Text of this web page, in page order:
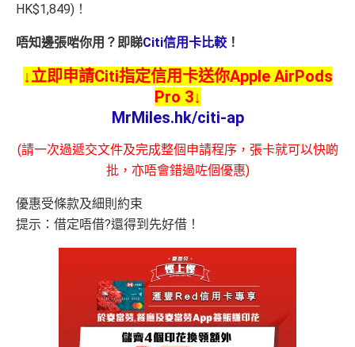
HK$1,849)！
唔知邊張啱你用？即睇Citi信用卡比較 ！
↓立即申請Citi指定信用卡送你Apple AirPods
Pro 3↓
MrMiles.hk/citi-ap
(請一次過遞交文件及完成整個申請程序，張卡就可以快啲
批，亦唔會錯過咗個優惠)
優惠受條款及細則約束
提示：借定唔借?還得到先好借！